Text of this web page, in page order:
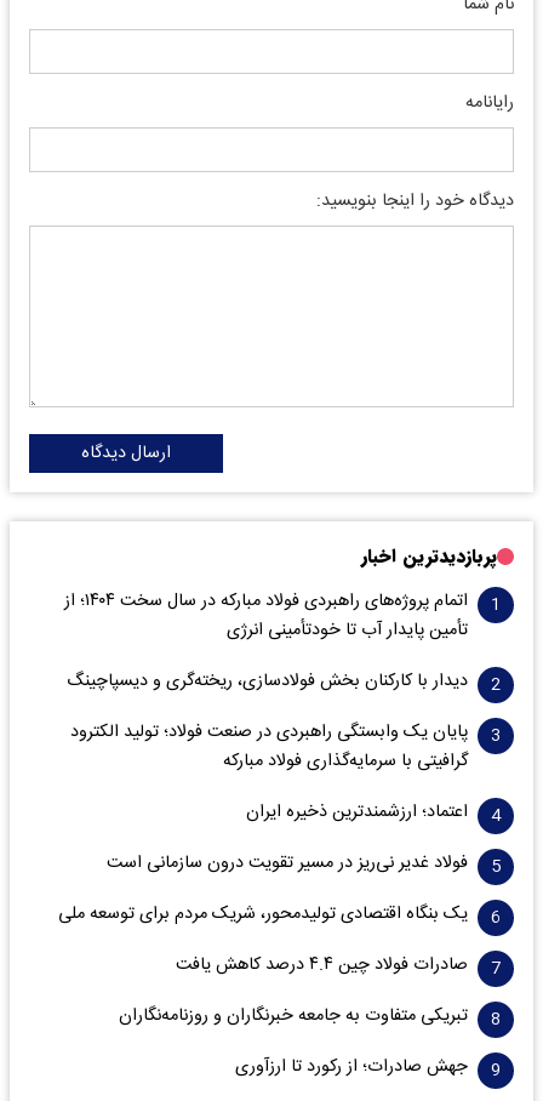
رایانامه
دیدگاه خود را اینجا بنویسید:
ارسال دیدگاه
پربازدیدترین اخبار
اتمام پروژه‌های راهبردی فولاد مبارکه در سال سخت ۱۴۰۴؛ از
تأمین پایدار آب تا خودتأمینی انرژی
دیدار با کارکنان بخش فولادسازی، ریخته‌گری و دیسپاچینگ
پایان یک وابستگی راهبردی در صنعت فولاد؛ تولید الکترود
گرافیتی با سرمایه‌گذاری فولاد مبارکه
اعتماد؛ ارزشمندترین ذخیره ایران
فولاد غدیر نی‌ریز در مسیر تقویت درون سازمانی است
یک بنگاه اقتصادی تولیدمحور، شریک مردم برای توسعه ملی
صادرات فولاد چین ۴.۴ درصد کاهش یافت
تبریکی متفاوت به جامعه خبرنگاران و روزنامه‌نگاران
جهش صادرات؛ از رکورد تا ارزآوری